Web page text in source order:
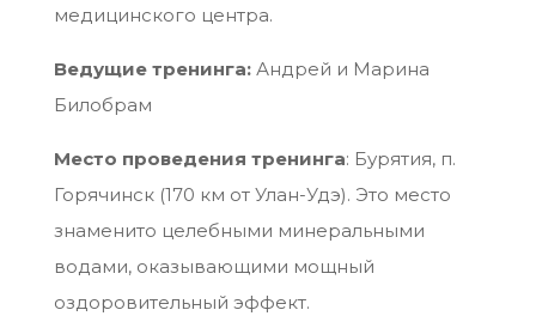
медицинского центра.
Ведущие тренинга:Андрей и Марина
Билобрам
Место проведения тренинга: Бурятия, п.
Горячинск (170 км от Улан-Удэ). Это место
знаменито целебными минеральными
водами, оказывающими мощный
оздоровительный эффект.